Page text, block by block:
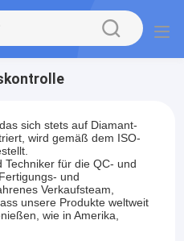
sich stets auf Diamant-
wird gemäß dem ISO-
für die QC- und
und
Verkaufsteam,
unsere Produkte weltweit
wie in Amerika,